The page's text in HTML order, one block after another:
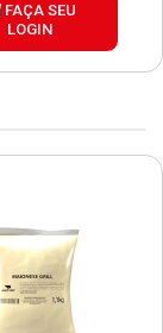
FAÇA SEU
LOGIN